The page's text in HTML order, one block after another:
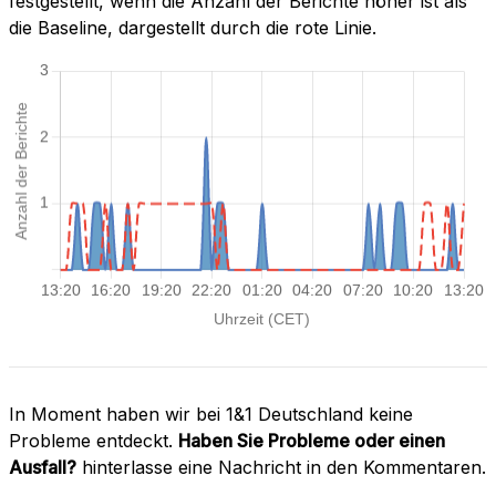
die Baseline, dargestellt durch die rote Linie.
In Moment haben wir bei 1&1 Deutschland keine
Probleme entdeckt. Haben Sie Probleme oder einen
Ausfall? hinterlasse eine Nachricht in den Kommentaren.